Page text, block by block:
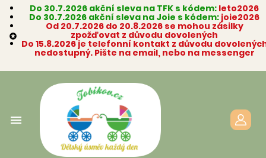

Do 30.7.2026 akční sleva na TFK s kódem: leto2026
Do 30.7.2026 akční sleva na Joie s kódem: joie2026
Od 20.7.2026 do 20.8.2026 se mohou zásilky
zpožďovat z důvodu dovolených
Do 15.8.2026 je telefonní kontakt z důvodu
nedostupný. Pište na email, nebo na messenger
